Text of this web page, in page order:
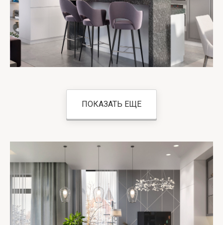
ПОКАЗАТЬ ЕЩЕ